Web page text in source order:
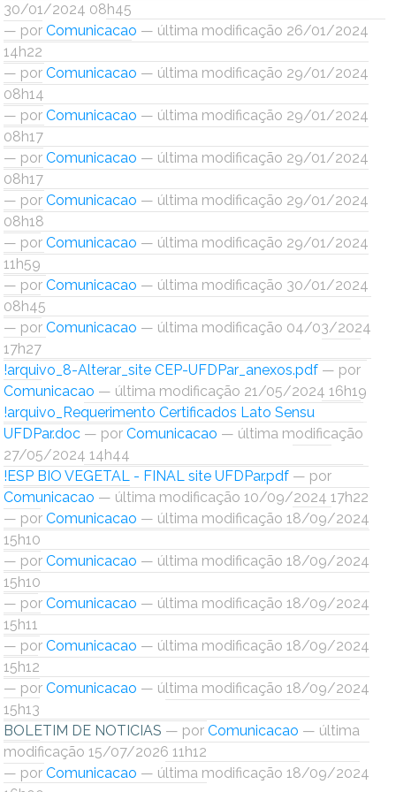
Ministério do Trabalho
Ministério do Desenvolvimento Social
Ministério da Saúde
Ministério da Indústria, Comércio Exterior e Serviços
Ministério de Minas e Energia
Ministério do Planejamento, Desenvolvimento e Gestão
Ministério da Ciência, Tecnologia, Inovações e Comunicações
Ministério do Meio Ambiente
Ministério do Esporte
Ministério do Turismo
Ministério da Integração Nacional
Ministério das Cidades
Ministério da Transparência e Controladoria-Geral da União
Ministério dos Direitos Humanos
Secretaria-Geral da Presidência da República
Gabinete de Segurança Institucional
Advocacia-Geral da União
Banco Central do Brasil
30/01/2024 08h45
— por Comunicacao — última modificação 26/01/2024
14h22
— por Comunicacao — última modificação 29/01/2024
08h14
— por Comunicacao — última modificação 29/01/2024
08h17
— por Comunicacao — última modificação 29/01/2024
08h17
— por Comunicacao — última modificação 29/01/2024
08h18
— por Comunicacao — última modificação 29/01/2024
11h59
— por Comunicacao — última modificação 30/01/2024
08h45
— por Comunicacao — última modificação 04/03/2024
17h27
!arquivo_8-Alterar_site CEP-UFDPar_anexos.pdf — por
Comunicacao — última modificação 21/05/2024 16h19
!arquivo_Requerimento Certificados Lato Sensu
UFDPar.doc — por Comunicacao — última modificação
27/05/2024 14h44
!ESP BIO VEGETAL - FINAL site UFDPar.pdf — por
Comunicacao — última modificação 10/09/2024 17h22
— por Comunicacao — última modificação 18/09/2024
15h10
— por Comunicacao — última modificação 18/09/2024
15h10
— por Comunicacao — última modificação 18/09/2024
15h11
— por Comunicacao — última modificação 18/09/2024
15h12
— por Comunicacao — última modificação 18/09/2024
15h13
BOLETIM DE NOTICIAS — por Comunicacao — última
modificação 15/07/2026 11h12
— por Comunicacao — última modificação 18/09/2024